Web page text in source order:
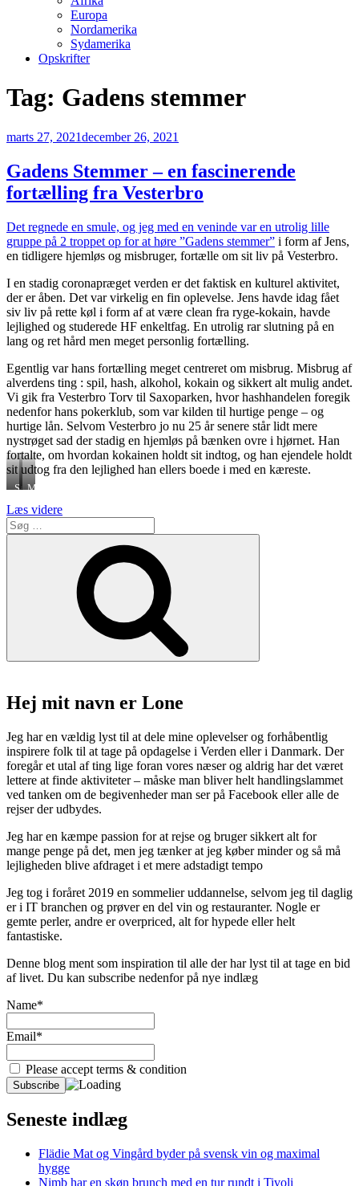
Europa
Nordamerika
Sydamerika
Opskrifter
Tag: Gadens stemmer
Udgivet
marts 27, 2021december 26, 2021
Gadens Stemmer – en fascinerende
fortælling fra Vesterbro
Det regnede en smule, og jeg med en veninde var en utrolig lille
gruppe på 2 troppet op for at høre ”Gadens stemmer” i form af Jens,
en tidligere hjemløs og misbruger, fortælle om sit liv på Vesterbro.
I en stadig coronapræget verden er det faktisk en kulturel aktivitet,
der er åben. Det var virkelig en fin oplevelse. Jens havde idag fået
siv liv på rette køl i form af at være clean fra ryge-kokain, havde
lejlighed og studerede HF enkeltfag. En utrolig rar slutning på en
lang og ret hård men meget personlig fortælling.
Egentlig var hans fortælling meget centreret om misbrug. Misbrug af
alverdens ting : spil, hash, alkohol, kokain og sikkert alt mulig andet.
Vi gik fra Vesterbro Torv til Saxoparken, hvor hashhandelen foregik
nedenfor hans pokerklub, som var kilden til hurtige penge – og
hurtige lån. Selvom Vesterbro jo nu 25 år senere står lidt mere
nystrøget sad der stadig en hjemløs på bænken ovre i hjørnet. Han
fortalte, om hvordan kokainen holdt sit indtog, og han ejendele holdt
sit udtog fra den lejlighed han ellers boede i med en kæreste.
Saxoparken,
fra
KK.dk
Mændenes
lånt
fra
eb.dk
Læs videre“Gadens
–
fascinerende
fortælling
Vesterbro”
Søg
efter:
Hej mit navn er Lone
Jeg har en vældig lyst til at dele mine oplevelser og forhåbentlig
inspirere folk til at tage på opdagelse i Verden eller i Danmark. Der
foregår et utal af ting lige foran vores næser og aldrig har det været
lettere at finde aktiviteter – måske man bliver helt handlingslammet
ved tanken om de begivenheder man ser på Facebook eller alle de
rejser der udbydes.
Jeg har en kæmpe passion for at rejse og bruger sikkert alt for
mange penge på det, men jeg tænker at jeg køber minder og så må
lejligheden blive afdraget i et mere adstadigt tempo
Jeg tog i foråret 2019 en sommelier uddannelse, selvom jeg til daglig
er i IT branchen og prøver en del vin og restauranter. Nogle er
gemte perler, andre er overpriced, alt for hypede eller helt
fantastiske.
Denne blog ment som inspiration til alle der har lyst til at tage en bid
af livet. Du kan subscribe nedenfor på nye indlæg
Name*
Email*
Please accept terms & condition
Seneste indlæg
Flädie Mat og Vingård byder på svensk vin og maximal
hygge
Nimb har en skøn brunch med en tur rundt i Tivoli